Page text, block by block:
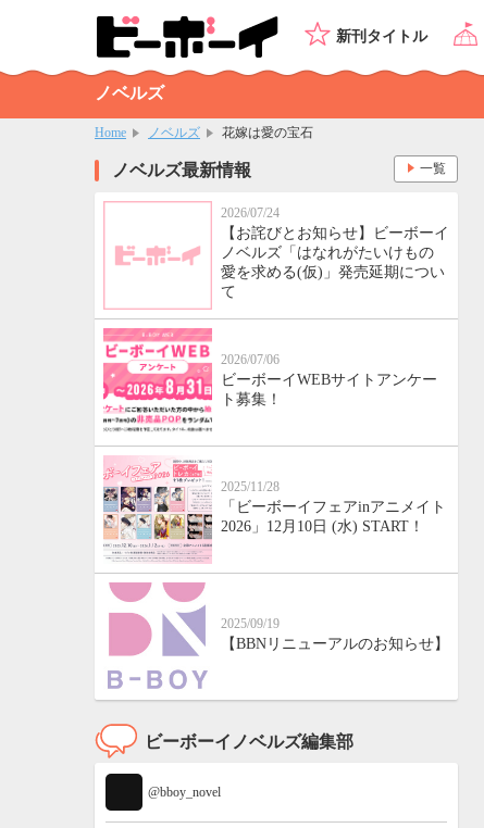
新刊タイトル
ノベルズ
Home ノベルズ 花嫁は愛の宝石
ノベルズ最新情報
2026/07/24
【お詫びとお知らせ】ビーボーイ
ノベルズ「はなれがたいけもの
愛を求める(仮)」発売延期につい
て
2026/07/06
ビーボーイWEBサイトアンケー
ト募集！
2025/11/28
「ビーボーイフェアinアニメイト
2026」12月10日 (水) START！
2025/09/19
【BBNリニューアルのお知らせ】
一覧
ビーボーイノベルズ編集部
@bboy_novel